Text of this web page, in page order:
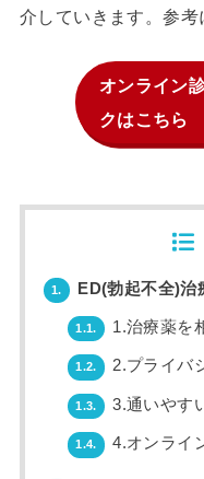
介していきます。参考
オンライン
クはこちら
1. ED(勃起不全)治
1.1. 1.治療薬を
1.2. 2.プライバ
1.3. 3.通いやす
1.4. 4.オンライ